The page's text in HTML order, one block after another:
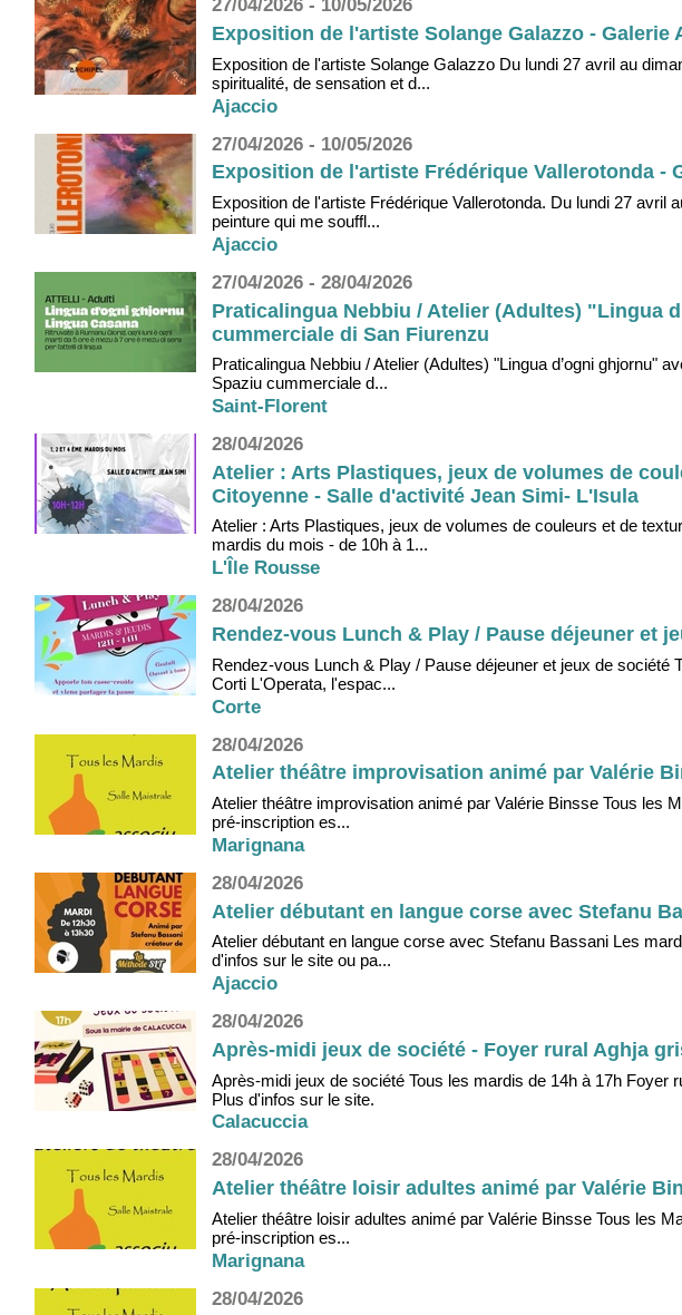
27/04/2026 - 10/05/2026
Exposition de l'artiste Solange Galazzo - Galerie
Exposition de l'artiste Solange Galazzo Du lundi 27 avril au
spiritualité, de sensation et d...
Ajaccio
27/04/2026 - 10/05/2026
Exposition de l'artiste Frédérique Vallerotonda -
Exposition de l'artiste Frédérique Vallerotonda. Du lundi 27 avril
peinture qui me souffl...
Ajaccio
27/04/2026 - 28/04/2026
Praticalingua Nebbiu / Atelier (Adultes) "Lingua
cummerciale di San Fiurenzu
Praticalingua Nebbiu / Atelier (Adultes) "Lingua d’ogni ghjornu"
Spaziu cummerciale d...
Saint-Florent
28/04/2026
Atelier : Arts Plastiques, jeux de volumes de
Citoyenne - Salle d'activité Jean Simi- L'Isula
Atelier : Arts Plastiques, jeux de volumes de couleurs et de
mardis du mois - de 10h à 1...
L'Île Rousse
28/04/2026
Rendez-vous Lunch & Play / Pause déjeuner et
Rendez-vous Lunch & Play / Pause déjeuner et jeux de société
Corti L'Operata, l'espac...
Corte
28/04/2026
Atelier théâtre improvisation animé par Valérie
Atelier théâtre improvisation animé par Valérie Binsse Tous les
pré-inscription es...
Marignana
28/04/2026
Atelier débutant en langue corse avec Stefanu
Atelier débutant en langue corse avec Stefanu Bassani Les
d'infos sur le site ou pa...
Ajaccio
28/04/2026
Après-midi jeux de société - Foyer rural Aghja
Après-midi jeux de société Tous les mardis de 14h à 17h Foyer
Plus d'infos sur le site.
Calacuccia
28/04/2026
Atelier théâtre loisir adultes animé par Valérie
Atelier théâtre loisir adultes animé par Valérie Binsse Tous les
pré-inscription es...
Marignana
28/04/2026